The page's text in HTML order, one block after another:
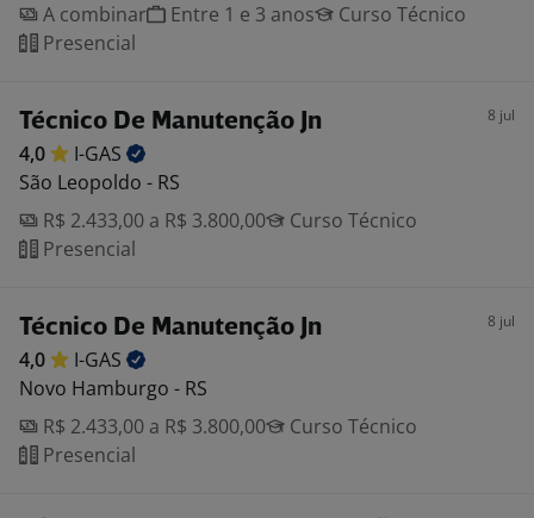
A combinar
Entre 1 e 3 anos
Curso Técnico
Presencial
Técnico De Manutenção Jn 8 jul
4,0
I-GAS
São Leopoldo - RS
R$ 2.433,00 a R$ 3.800,00
Curso Técnico
Presencial
Técnico De Manutenção Jn 8 jul
4,0
I-GAS
Novo Hamburgo - RS
R$ 2.433,00 a R$ 3.800,00
Curso Técnico
Presencial